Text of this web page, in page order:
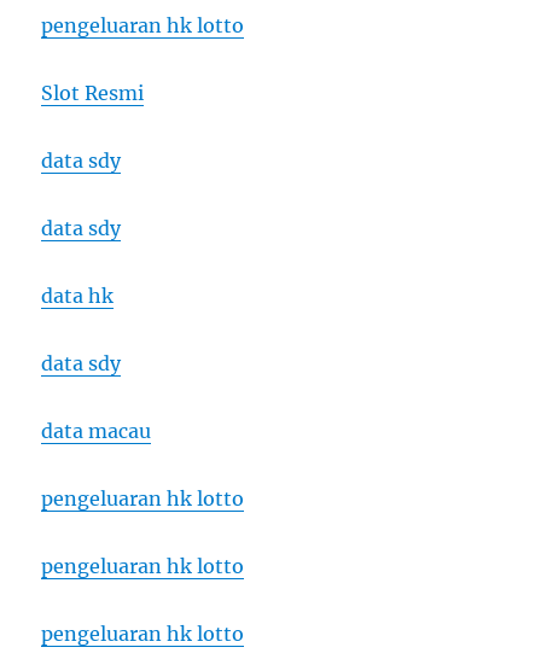
pengeluaran hk lotto
Slot Resmi
data sdy
data sdy
data hk
data sdy
data macau
pengeluaran hk lotto
pengeluaran hk lotto
pengeluaran hk lotto